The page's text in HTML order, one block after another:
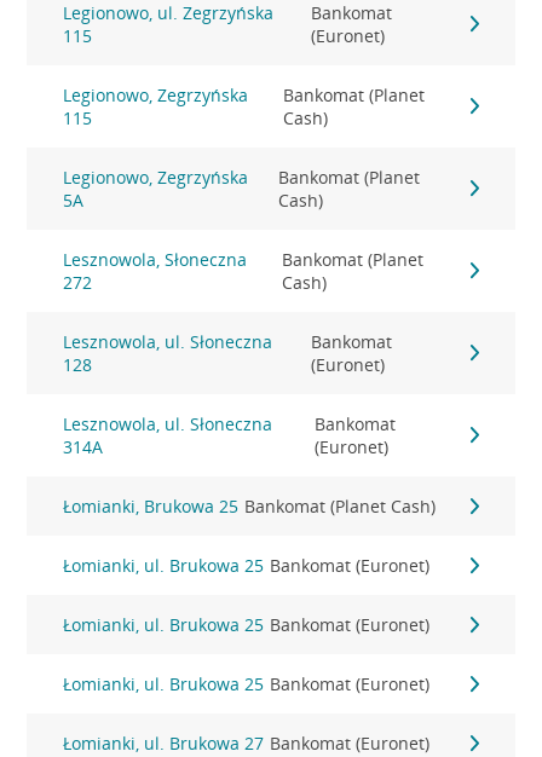
Legionowo, ul. Zegrzyńska
115
Bankomat
(Euronet)
Legionowo, Zegrzyńska
115
Bankomat (Planet
Cash)
Legionowo, Zegrzyńska
5A
Bankomat (Planet
Cash)
Lesznowola, Słoneczna
272
Bankomat (Planet
Cash)
Lesznowola, ul. Słoneczna
128
Bankomat
(Euronet)
Lesznowola, ul. Słoneczna
314A
Bankomat
(Euronet)
Łomianki, Brukowa 25 Bankomat (Planet Cash)
Łomianki, ul. Brukowa 25 Bankomat (Euronet)
Łomianki, ul. Brukowa 25 Bankomat (Euronet)
Łomianki, ul. Brukowa 25 Bankomat (Euronet)
Łomianki, ul. Brukowa 27 Bankomat (Euronet)